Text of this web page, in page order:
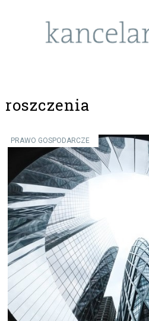
roszczenia
PRAWO GOSPODARCZE